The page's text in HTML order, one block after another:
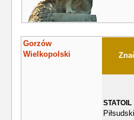
Gorzów
Wielkopolski
STATOIL